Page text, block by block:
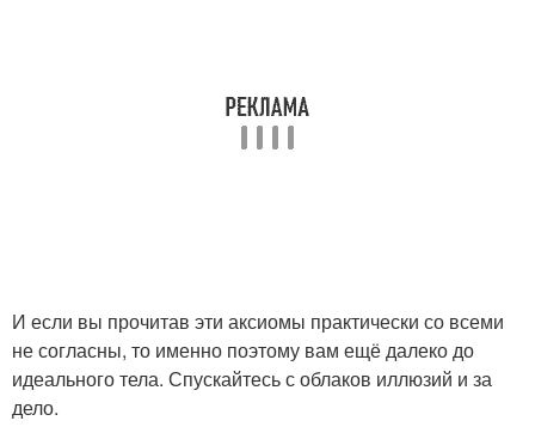
И если вы прочитав эти аксиомы практически со всеми
не согласны, то именно поэтому вам ещё далеко до
идеального тела. Спускайтесь с облаков иллюзий и за
дело.